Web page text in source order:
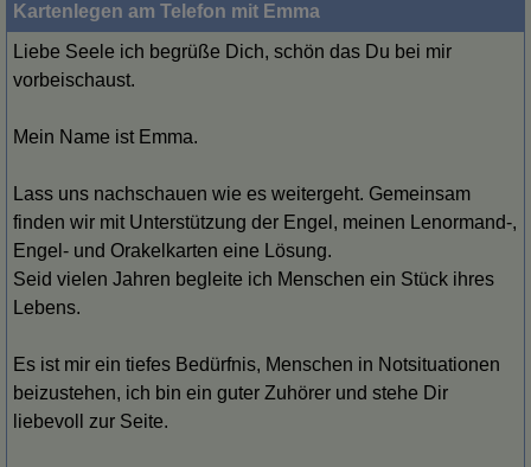
Kartenlegen am Telefon mit Emma
Liebe Seele ich begrüße Dich, schön das Du bei mir
vorbeischaust.
Mein Name ist Emma.
Lass uns nachschauen wie es weitergeht. Gemeinsam
finden wir mit Unterstützung der Engel, meinen Lenormand-,
Engel- und Orakelkarten eine Lösung.
Seid vielen Jahren begleite ich Menschen ein Stück ihres
Lebens.
Es ist mir ein tiefes Bedürfnis, Menschen in Notsituationen
beizustehen, ich bin ein guter Zuhörer und stehe Dir
liebevoll zur Seite.